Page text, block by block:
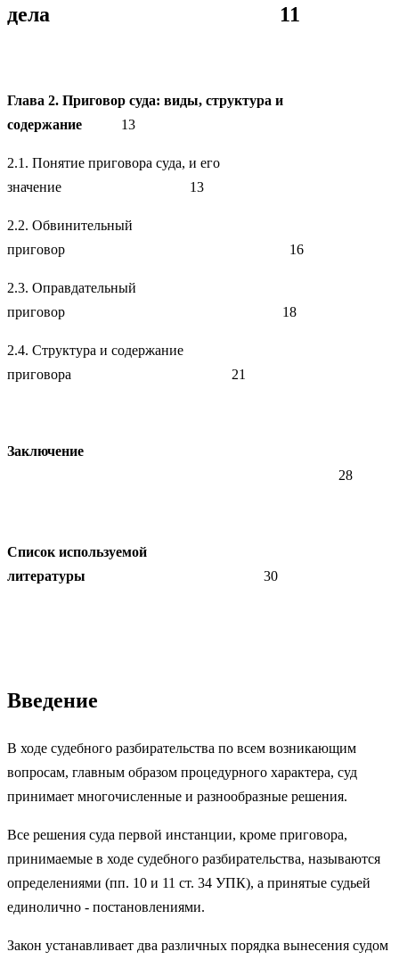
дела 11
Глава 2. Приговор суда: виды, структура и
содержание 13
2.1. Понятие приговора суда, и его
значение 13
2.2. Обвинительный
приговор 16
2.3. Оправдательный
приговор 18
2.4. Структура и содержание
приговора 21
Заключение
28
Список используемой
литературы 30
Введение
В ходе судебного разбирательства по всем возникающим
вопросам, главным образом процедурного характера, суд
принимает многочисленные и разнообразные решения.
Все решения суда первой инстанции, кроме приговора,
принимаемые в ходе судебного разбирательства, называются
определениями (пп. 10 и 11 ст. 34 УПК), а принятые судьей
единолично - постановлениями.
Закон устанавливает два различных порядка вынесения судом